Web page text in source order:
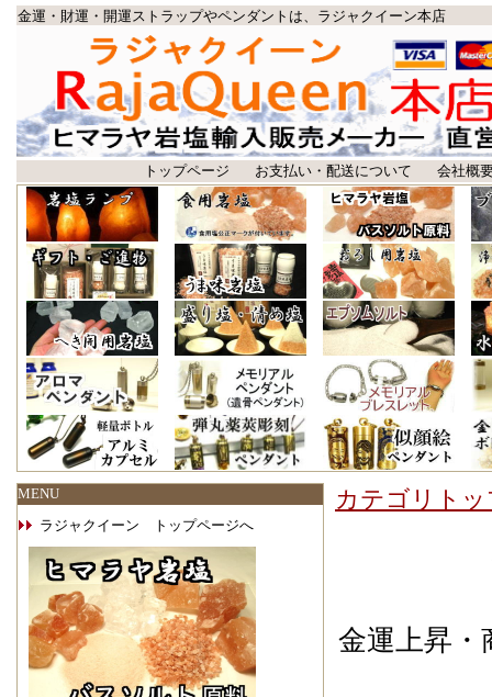
金運・財運・開運ストラップやペンダントは、ラジャクイーン本店
トップページ お支払い・配送について 会社概
MENU
ラジャクイーン トップページへ
カテゴリトッ
金運上昇